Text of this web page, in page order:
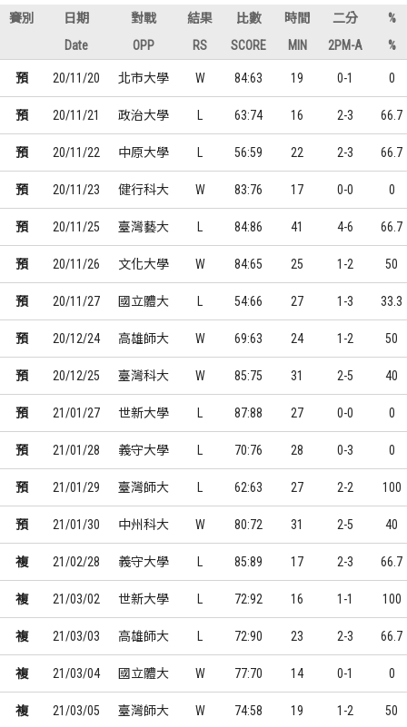
賽別 日期 對戰 結果 比數 時間 二分
%
Date
OPP RS SCORE MIN 2PM-A %
預 20/11/20 北市大學 W 84:63 19 0-1 0
預 20/11/21 政治大學 63:74 16 2-3 66.7
預 20/11/22 中原大學 56:59 22 2-3 66.7
預 20/11/23 健行科大 W 83:76 17 0-0 0
預 20/11/25 臺灣藝大 84:86 41 4-6 66.7
預 20/11/26 文化大學 W 84:65 25 1-2 50
預 20/11/27 國立體大 54:66 27 1-3 33.3
預 20/12/24 高雄師大 W 69:63 24 1-2 50
預 20/12/25 臺灣科大 W 85:75 31 2-5 40
預 21/01/27 世新大學 87:88 27 0-0 0
預 21/01/28 義守大學 70:76 28 0-3 0
預 21/01/29 臺灣師大 62:63 27 2-2 100
預 21/01/30 中州科大 W 80:72 31 2-5 40
複 21/02/28 義守大學 85:89 17 2-3 66.7
複 21/03/02 世新大學 72:92 16 1-1 100
複 21/03/03 高雄師大 72:90 23 2-3 66.7
複 21/03/04 國立體大 W 77:70 14 0-1 0
複 21/03/05 臺灣師大 W 74:58 19 1-2 50